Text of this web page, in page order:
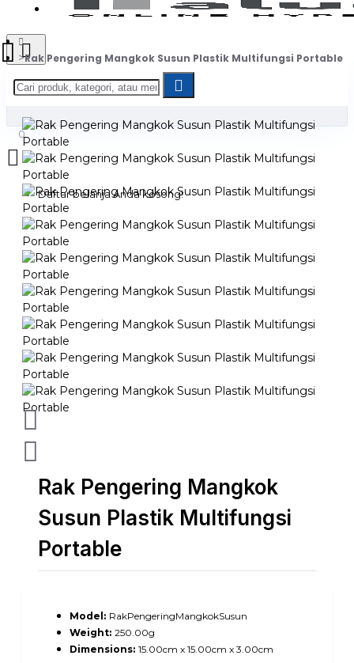
0
Daftar belanja Anda kosong!
Rak Pengering Mangkok Susun Plastik Multifungsi Portable
Rak Pengering Mangkok
Susun Plastik Multifungsi
Portable
Model: RakPengeringMangkokSusun
Weight: 250.00g
Dimensions: 15.00cm x 15.00cm x 3.00cm